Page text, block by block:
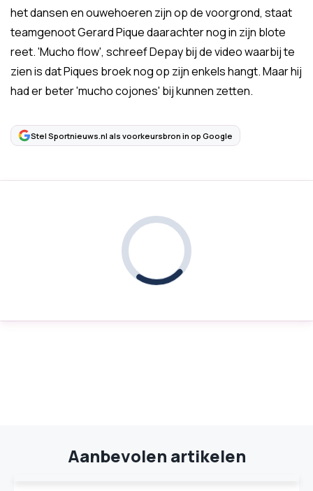
het dansen en ouwehoeren zijn op de voorgrond, staat
teamgenoot Gerard Pique daarachter nog in zijn blote
reet. 'Mucho flow', schreef Depay bij de video waarbij te
zien is dat Piques broek nog op zijn enkels hangt. Maar hij
had er beter 'mucho cojones' bij kunnen zetten.
Stel Sportnieuws.nl als voorkeursbron in op Google
Aanbevolen artikelen